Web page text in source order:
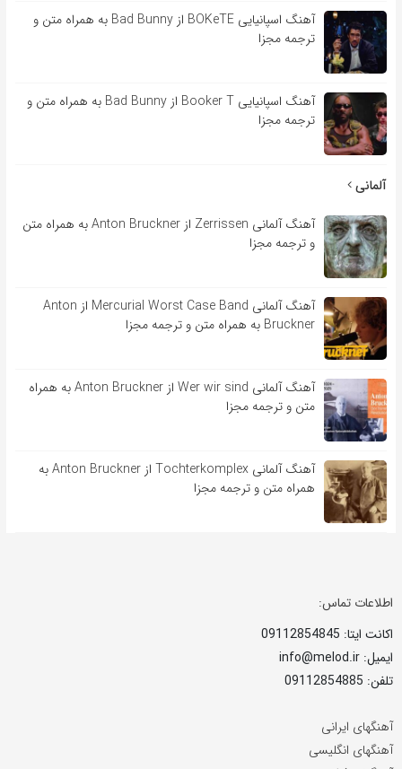
آهنگ اسپانیایی BOKeTE از Bad Bunny به همراه متن و
ترجمه مجزا
آهنگ اسپانیایی Booker T از Bad Bunny به همراه متن و
ترجمه مجزا
آلمانی
آهنگ آلمانی Zerrissen از Anton Bruckner به همراه متن
و ترجمه مجزا
آهنگ آلمانی Mercurial Worst Case Band از Anton
Bruckner به همراه متن و ترجمه مجزا
آهنگ آلمانی Wer wir sind از Anton Bruckner به همراه
متن و ترجمه مجزا
آهنگ آلمانی Tochterkomplex از Anton Bruckner به
همراه متن و ترجمه مجزا
اطلاعات تماس:
اکانت ایتا: 09112854845
ایمیل: info@melod.ir
تلفن: 09112854885
آهنگهای ایرانی
آهنگهای انگلیسی